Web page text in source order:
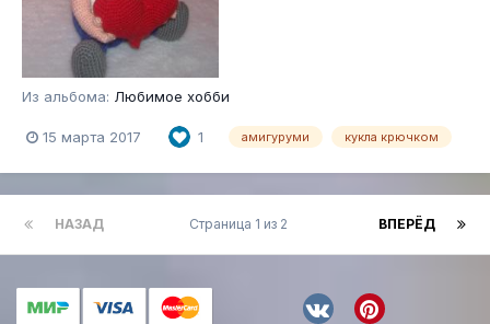
Из альбома: Любимое хобби
15 марта 2017 1 амигуруми кукла крючком
НАЗАД ВПЕРЁД
Страница 1 из 2